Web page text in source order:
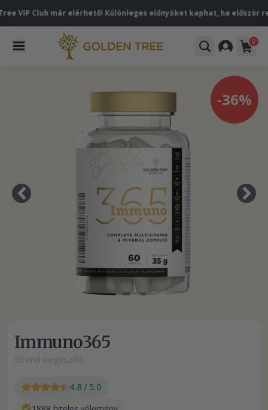
Club már elérhető! Különleges előnyöket kaphat, ha először
0
-36%
Immuno365
4.8 / 5.0